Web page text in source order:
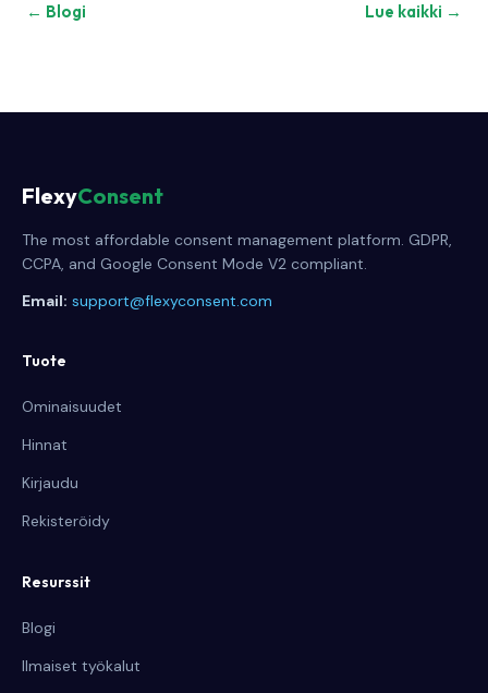
← Blogi Lue kaikki →
FlexyConsent
The most affordable consent management platform. GDPR,
CCPA, and Google Consent Mode V2 compliant.
Email: support@flexyconsent.com
Tuote
Ominaisuudet
Hinnat
Kirjaudu
Rekisteröidy
Resurssit
Blogi
Ilmaiset työkalut